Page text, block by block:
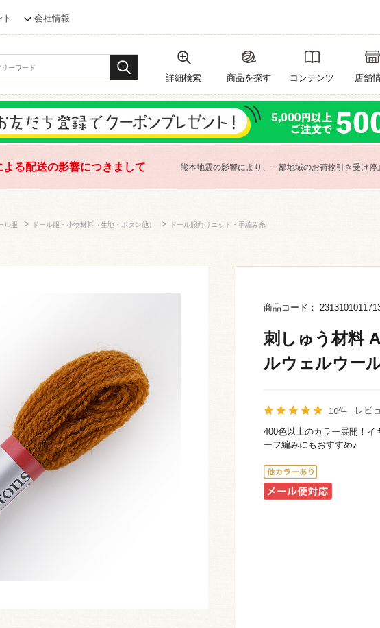
会社情報
詳細検索 商品を探す コンテンツ 店舗
よる配送の影響につきまして 熊本地震の影響により、一部地域のお荷物引き受け
ル服 > ドール服・小物材料（生地・ボタン他） > ドール服向けニット・手編み糸
商品コード：
刺しゅう材料
ルウェルウー
10件 レビ
400色以上のカラー展開！
ーフ編みにもおすすめ♪